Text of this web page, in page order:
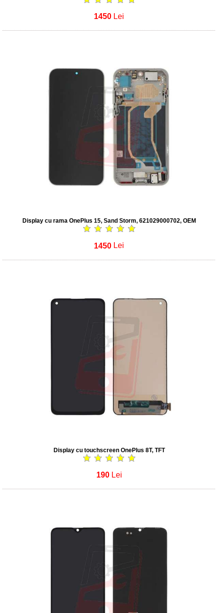
1450 Lei
Display cu rama OnePlus 15, Sand Storm, 621029000702, OEM
1450 Lei
Display cu touchscreen OnePlus 8T, TFT
190 Lei